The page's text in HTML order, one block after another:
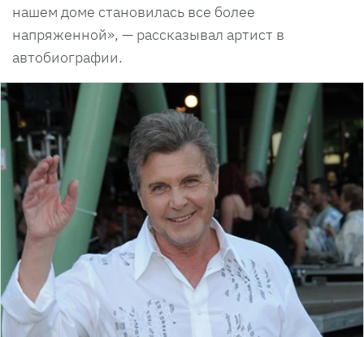
нашем доме становилась все более
напряженной», — рассказывал артист в
автобиографии.